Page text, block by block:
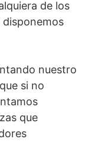
de los
disponemos
nuestro
si no
que